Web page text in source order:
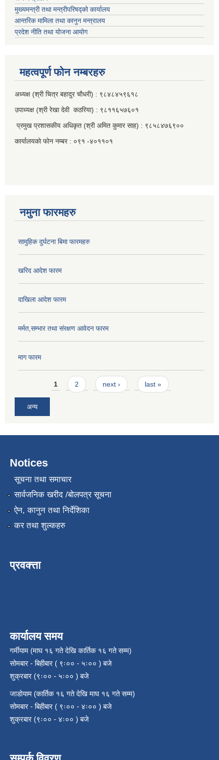
मुख्यमन्त्री तथा मन्त्रीपरिषद्को कार्यालय
आन्तरिक मामिला तथा कानुन मन्त्रालय
प्रदेश नीति तथा योजना आयोग
महत्वपूर्ण फाेन नम्बरहरु
अध्यक्ष (श्री चित्र बहादुर चाैधरी) : ९८४८४५९६१८
उपाध्यक्ष (श्री रेखा देवी कठरिया) : ९८११६५७६०१
प्रमुख प्रशासकीय अधिकृत (श्री अमित कुमार साह) : ९८५८४७६९००
कार्यालयकाे फाेन नम्बर : ०९१ -४०११०१
नमुना फारमहरु
सामुहिक दुर्घटना बिमा फारमहरु
खरिद आदेश फारम
दाखिला आदेश फारम
मर्मत,सम्भार तथा संरक्षण आवेदन फारम
माग फारम
Pages1 2 next › last »
अन्य
Notices
सूचना तथा समाचार
सार्वजनिक खरीद /बोलपत्र सूचना
ऐन, कानुन तथा निर्देशिका
कर तथा शुल्कहरु
प्रवक्त्ता
कार्यालय समय
गर्मीयाम (माघ १६ गते देखि कार्तिक १६ गते सम्म)
सोमबार - बिहीबार ( ९ः०० - ५ः०० ) बजे
शुक्रबार (९ः०० - ५ः०० ) बजे
जाडोयाम (कार्तिक १६ गते देखि माघ १६ गते सम्म)
सोमबार - बिहीबार ( ९ः०० - ४ः०० ) बजे
शुक्रबार (९ः०० - ४ः०० ) बजे